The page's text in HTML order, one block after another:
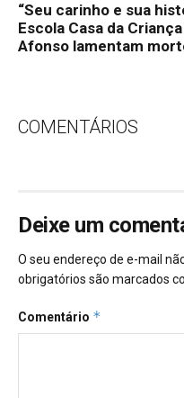
“Seu carinho e sua
Escola Casa da
Afonso lamentam
COMENTÁRIOS
Deixe um
O seu endereço de e-mail
obrigatórios são marcados
Comentário *